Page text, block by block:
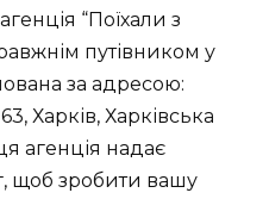
“Поїхали з
путівником у
за адресою:
Харків, Харківська
агенція надає
щоб зробити вашу